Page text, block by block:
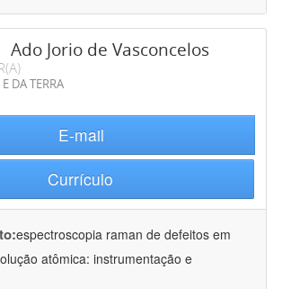
Ado Jorio de Vasconcelos
DA TERRA
E-mail
Currículo
espectroscopia raman de defeitos em
atômica: instrumentação e